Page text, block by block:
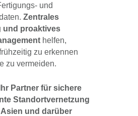
und
Zentrales
und proaktives
helfen,
zu erkennen
zu vermeiden.
Partner für sichere
Standortvernetzung
und darüber